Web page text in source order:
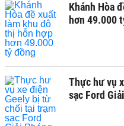
Khánh Hòa
hơn 49.000
Thực hư vụ
sạc Ford